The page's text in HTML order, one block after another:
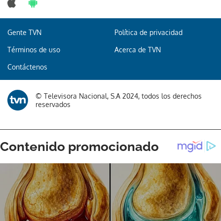
Gente TVN Política de privacidad
Términos de uso Acerca de TVN
Contáctenos
© Televisora Nacional, S.A 2024, todos los derechos
reservados